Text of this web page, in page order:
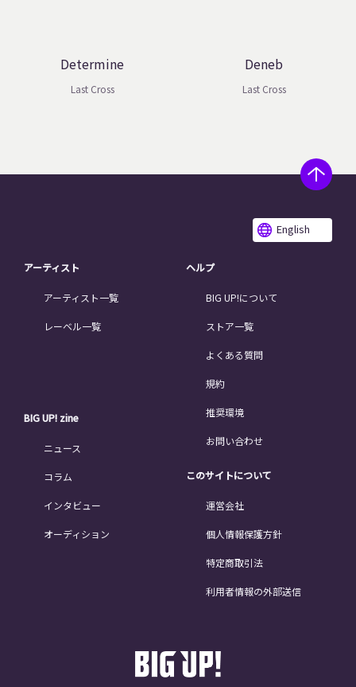
Determine
Last Cross
Deneb
Last Cross
English
アーティスト
アーティスト一覧
レーベル一覧
BIG UP! zine
ニュース
コラム
インタビュー
オーディション
ヘルプ
BIG UP!について
ストア一覧
よくある質問
規約
推奨環境
お問い合わせ
このサイトについて
運営会社
個人情報保護方針
特定商取引法
利用者情報の外部送信